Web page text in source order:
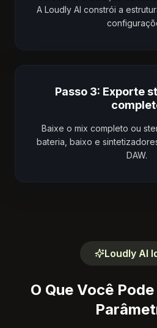
A Loudly AI constrói a
Passo 3: Exporte
Baixe o mix completo ou
bateria, baixo e
DAW.
Loudly AI
O Que Você